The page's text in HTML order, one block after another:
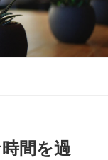
間を過